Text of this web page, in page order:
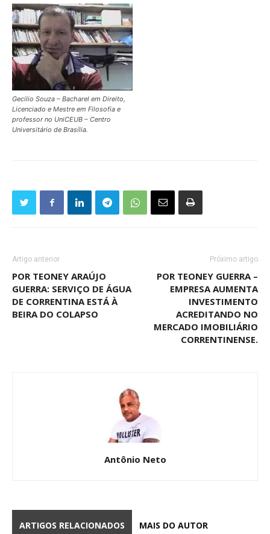
Gecilio Souza – Bacharel em Direito,
Licenciado e Mestre em Filosofia e
professor no UniCEUB – Centro
Universitário de Brasília.
Artigo anterior
POR TEONEY ARAÚJO
GUERRA: SERVIÇO DE ÁGUA
DE CORRENTINA ESTÁ À
BEIRA DO COLAPSO
Próximo artigo
POR TEONEY GUERRA –
EMPRESA AUMENTA
INVESTIMENTO
ACREDITANDO NO
MERCADO IMOBILIÁRIO
CORRENTINENSE.
Antônio Neto
ARTIGOS RELACIONADOS MAIS DO AUTOR